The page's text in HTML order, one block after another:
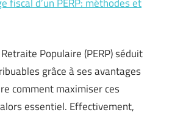
Populaire (PERP) séduit
grâce à ses avantages
comment maximiser ces
essentiel. Effectivement,